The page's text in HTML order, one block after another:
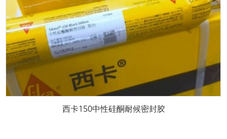
西卡150中性硅酮耐候密封胶